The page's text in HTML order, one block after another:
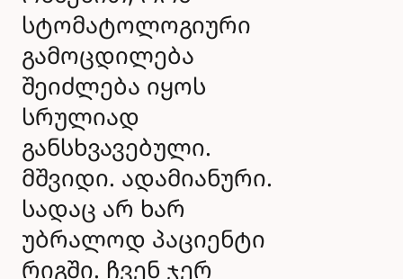
სტომატოლოგიური
გამოცდილება
შეიძლება იყოს
სრულიად
განსხვავებული.
მშვიდი. ადამიანური.
სადაც არ ხარ
უბრალოდ პაციენტი
რიგში. ჩვენ ჯერ